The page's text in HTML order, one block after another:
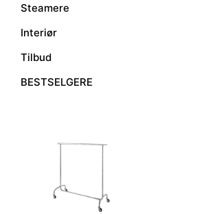
Steamere
Interiør
Tilbud
BESTSELGERE